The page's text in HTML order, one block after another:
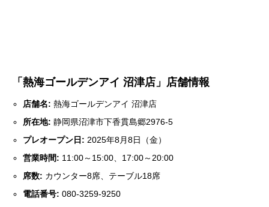
「熱海ゴールデンアイ 沼津店」店舗情報
店舗名: 熱海ゴールデンアイ 沼津店
所在地: 静岡県沼津市下香貫島郷2976-5
プレオープン日: 2025年8月8日（金）
営業時間: 11:00～15:00、17:00～20:00
席数: カウンター8席、テーブル18席
電話番号: 080-3259-9250